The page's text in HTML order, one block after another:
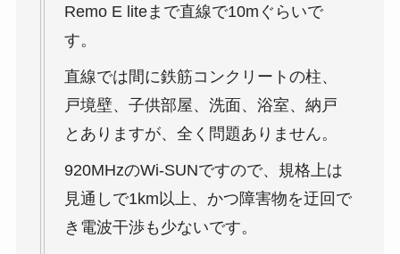
Remo E liteまで直線で10mぐらいで
す。
直線では間に鉄筋コンクリートの柱、
戸境壁、子供部屋、洗面、浴室、納戸
とありますが、全く問題ありません。
920MHzのWi-SUNですので、規格上は
見通しで1km以上、かつ障害物を迂回で
き電波干渉も少ないです。